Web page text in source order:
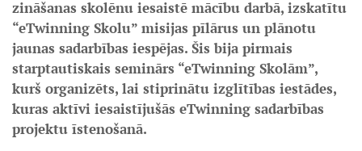
zināšanas skolēnu iesaistē mācību darbā, izskatītu
“eTwinning Skolu” misijas pīlārus un plānotu
jaunas sadarbības iespējas. Šis bija pirmais
starptautiskais seminārs “eTwinning Skolām”,
kurš organizēts, lai stiprinātu izglītības iestādes,
kuras aktīvi iesaistījušās eTwinning sadarbības
projektu īstenošanā.